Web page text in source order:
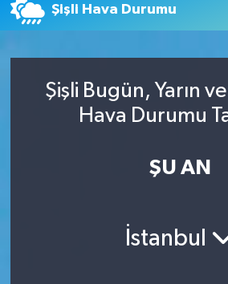
Şişli Hava Durumu
Şişli Bugün, Yarın
Hava Durumu
ŞU AN
İstanbul
Trafik Durumu
Tüm Manşetler